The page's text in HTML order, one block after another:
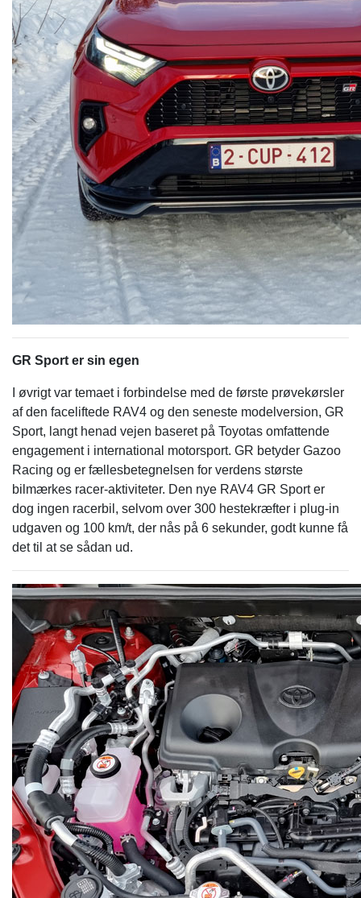
GR Sport er sin egen
I øvrigt var temaet i forbindelse med de første prøvekørsler
af den faceliftede RAV4 og den seneste modelversion, GR
Sport, langt henad vejen baseret på Toyotas omfattende
engagement i international motorsport. GR betyder Gazoo
Racing og er fællesbetegnelsen for verdens største
bilmærkes racer-aktiviteter. Den nye RAV4 GR Sport er
dog ingen racerbil, selvom over 300 hestekræfter i plug-in
udgaven og 100 km/t, der nås på 6 sekunder, godt kunne få
det til at se sådan ud.